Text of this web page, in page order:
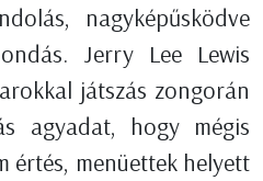
nagyképűsködve
Jerry Lee Lewis
játszás zongorán
agyadat, hogy mégis
értés, menüettek helyett